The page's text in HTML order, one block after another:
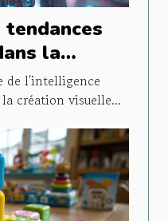
la
d'entreprise
de l'intelligence
création visuelle...